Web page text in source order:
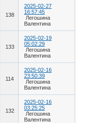
138
2025-02-27
16:57:45
Легошина
Валентина
133
2025-02-19
05:02:29
Легошина
Валентина
114
2025-02-16
23:50:39
Легошина
Валентина
132
2025-02-16
03:25:25
Легошина
Валентина